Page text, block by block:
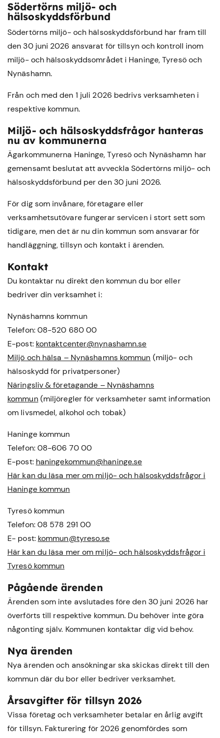
Södertörns miljö- och
hälsoskyddsförbund
Södertörns miljö- och hälsoskyddsförbund har fram till
den 30 juni 2026 ansvarat för tillsyn och kontroll inom
miljö- och hälsoskyddsområdet i Haninge,Tyresöoch
Nynäshamn.
Från och med den 1 juli 2026 bedrivs verksamheten i
respektive kommun.
Miljö- och hälsoskyddsfrågor hanteras
nu av kommunerna
Ägarkommunerna Haninge, Tyresö och Nynäshamn har
gemensamt beslutat att avveckla Södertörns miljö- och
hälsoskyddsförbund per den 30 juni 2026.
För dig som invånare, företagare eller
verksamhetsutövare fungerar servicen i stort sett som
tidigare, men det är nu din kommun som ansvarar för
handläggning, tillsyn och kontakt i ärenden.
Kontakt
Du kontaktar nu direkt den kommun du bor eller
bedriver din verksamhet i:
Nynäshamns kommun
Telefon: 08-520 680 00
E-post: kontaktcenter@nynashamn.se
Miljö och hälsa – Nynäshamns kommun (miljö- och
hälsoskydd för privatpersoner)
Näringsliv & företagande – Nynäshamns
kommun(miljöregler för verksamheter samt information
om livsmedel, alkohol och tobak)
Haninge kommun
Telefon: 08-606 70 00
E-post: haningekommun@haninge.se
Här kan du läsa mer om miljö- och hälsoskyddsfrågor i
Haninge kommun
Tyresö kommun
Telefon: 08 578 291 00
E- post: kommun@tyreso.se
Här kan du läsa mer om miljö- och hälsoskyddsfrågor i
Tyresö kommun
Pågående ärenden
Ärenden som inte avslutades före den 30 juni 2026 har
överförts till respektive kommun. Du behöver inte göra
någonting själv. Kommunen kontaktar dig vid behov.
Nya ärenden
Nya ärenden och ansökningar ska skickas direkt till den
kommun där du bor eller bedriver verksamhet.
Årsavgifter för tillsyn 2026
Vissa företag och verksamheter betalar en årlig avgift
för tillsyn. Fakturering för 2026 genomfördes som